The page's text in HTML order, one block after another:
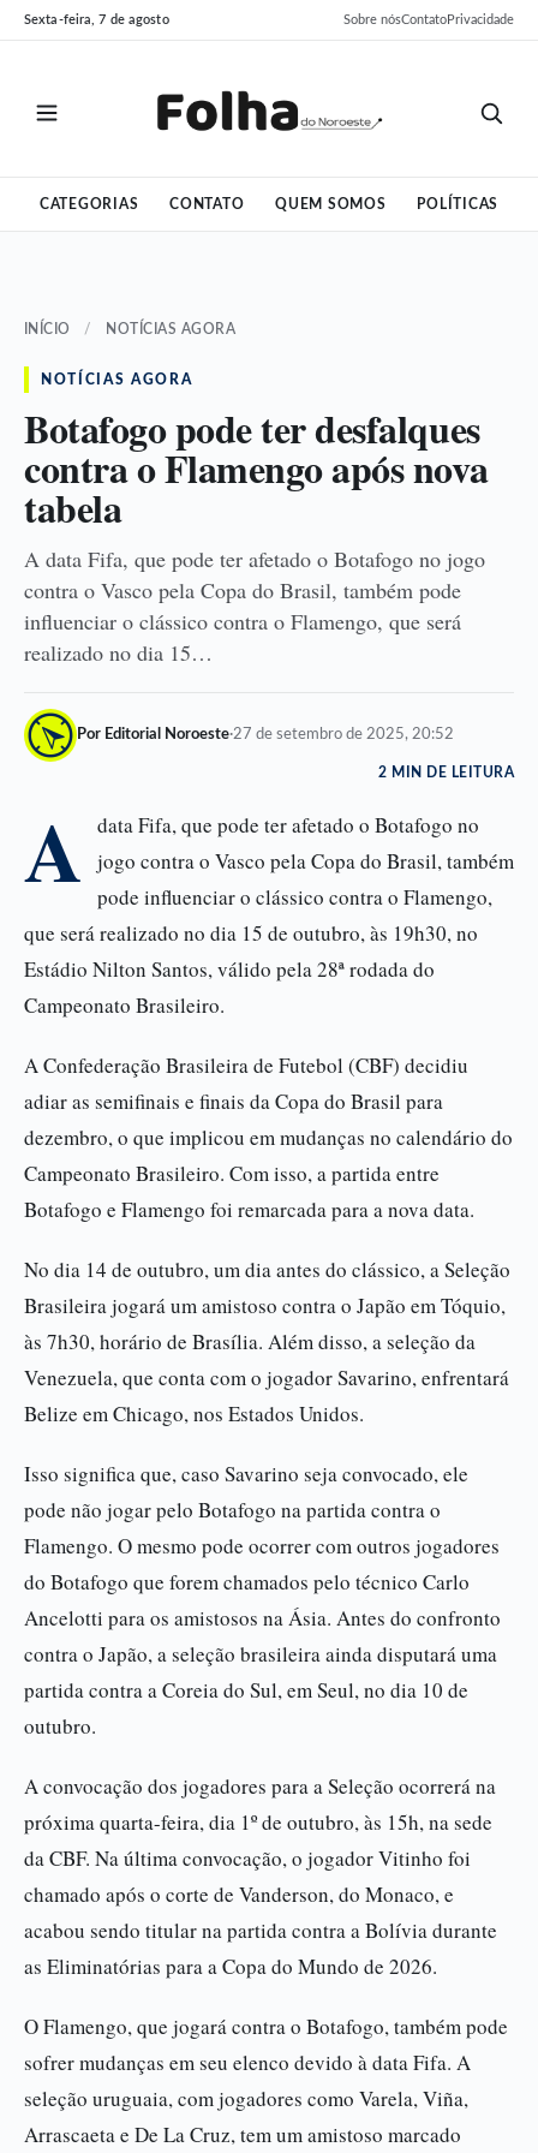
Pular
para
Pular
para
Sexta-feira, 7 de agosto Sobre nósContatoPrivacidade
CATEGORIAS CONTATO QUEM SOMOS POLÍTICAS
INÍCIO / NOTÍCIAS AGORA
NOTÍCIAS AGORA
Botafogo pode ter desfalques
contra o Flamengo após nova
tabela
A data Fifa, que pode ter afetado o Botafogo no jogo
contra o Vasco pela Copa do Brasil, também pode
influenciar o clássico contra o Flamengo, que será
realizado no dia 15…
Por Editorial Noroeste·27 de setembro de 2025, 20:52
2 MIN DE LEITURA
A
data Fifa, que pode ter afetado o Botafogo no
jogo contra o Vasco pela Copa do Brasil, também
pode influenciar o clássico contra o Flamengo,
que será realizado no dia 15 de outubro, às 19h30, no
Estádio Nilton Santos, válido pela 28ª rodada do
Campeonato Brasileiro.
A Confederação Brasileira de Futebol (CBF) decidiu
adiar as semifinais e finais da Copa do Brasil para
dezembro, o que implicou em mudanças no calendário do
Campeonato Brasileiro. Com isso, a partida entre
Botafogo e Flamengo foi remarcada para a nova data.
No dia 14 de outubro, um dia antes do clássico, a Seleção
Brasileira jogará um amistoso contra o Japão em Tóquio,
às 7h30, horário de Brasília. Além disso, a seleção da
Venezuela, que conta com o jogador Savarino, enfrentará
Belize em Chicago, nos Estados Unidos.
Isso significa que, caso Savarino seja convocado, ele
pode não jogar pelo Botafogo na partida contra o
Flamengo. O mesmo pode ocorrer com outros jogadores
do Botafogo que forem chamados pelo técnico Carlo
Ancelotti para os amistosos na Ásia. Antes do confronto
contra o Japão, a seleção brasileira ainda disputará uma
partida contra a Coreia do Sul, em Seul, no dia 10 de
outubro.
A convocação dos jogadores para a Seleção ocorrerá na
próxima quarta-feira, dia 1º de outubro, às 15h, na sede
da CBF. Na última convocação, o jogador Vitinho foi
chamado após o corte de Vanderson, do Monaco, e
acabou sendo titular na partida contra a Bolívia durante
as Eliminatórias para a Copa do Mundo de 2026.
O Flamengo, que jogará contra o Botafogo, também pode
sofrer mudanças em seu elenco devido à data Fifa. A
seleção uruguaia, com jogadores como Varela, Viña,
Arrascaeta e De La Cruz, tem um amistoso marcado